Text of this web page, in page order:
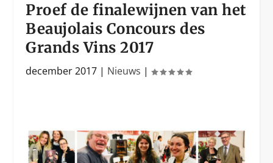
Proef de finalewijnen van het
Beaujolais Concours des
Grands Vins 2017
december 2017 | Nieuws |